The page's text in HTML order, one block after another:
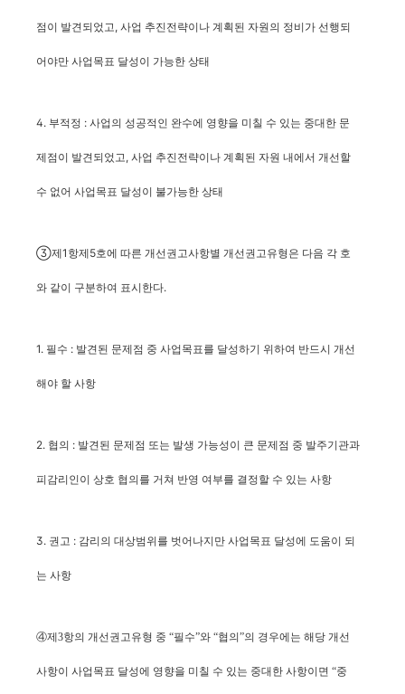
점이 발견되었고, 사업 추진전략이나 계획된 자원의 정비가 선행되
어야만 사업목표 달성이 가능한 상태
4. 부적정 : 사업의 성공적인 완수에 영향을 미칠 수 있는 중대한 문
제점이 발견되었고, 사업 추진전략이나 계획된 자원 내에서 개선할
수 없어 사업목표 달성이 불가능한 상태
③제1항제5호에 따른 개선권고사항별 개선권고유형은 다음 각 호
와 같이 구분하여 표시한다.
1. 필수 : 발견된 문제점 중 사업목표를 달성하기 위하여 반드시 개선
해야 할 사항
2. 협의 : 발견된 문제점 또는 발생 가능성이 큰 문제점 중 발주기관과
피감리인이 상호 협의를 거쳐 반영 여부를 결정할 수 있는 사항
3. 권고 : 감리의 대상범위를 벗어나지만 사업목표 달성에 도움이 되
는 사항
④제3항의 개선권고유형 중 “필수”와 “협의”의 경우에는 해당 개선
사항이 사업목표 달성에 영향을 미칠 수 있는 중대한 사항이면 “중